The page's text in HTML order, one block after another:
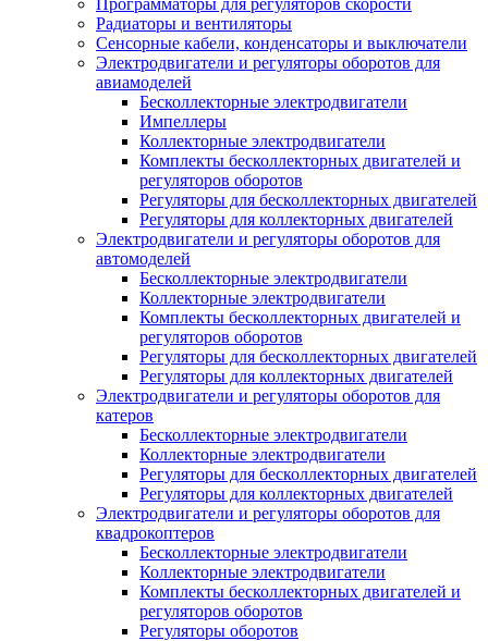
Программаторы для регуляторов скорости
Радиаторы и вентиляторы
Сенсорные кабели, конденсаторы и выключатели
Электродвигатели и регуляторы оборотов для
авиамоделей
Бесколлекторные электродвигатели
Импеллеры
Коллекторные электродвигатели
Комплекты бесколлекторных двигателей и
регуляторов оборотов
Регуляторы для бесколлекторных двигателей
Регуляторы для коллекторных двигателей
Электродвигатели и регуляторы оборотов для
автомоделей
Бесколлекторные электродвигатели
Коллекторные электродвигатели
Комплекты бесколлекторных двигателей и
регуляторов оборотов
Регуляторы для бесколлекторных двигателей
Регуляторы для коллекторных двигателей
Электродвигатели и регуляторы оборотов для
катеров
Бесколлекторные электродвигатели
Коллекторные электродвигатели
Регуляторы для бесколлекторных двигателей
Регуляторы для коллекторных двигателей
Электродвигатели и регуляторы оборотов для
квадрокоптеров
Бесколлекторные электродвигатели
Коллекторные электродвигатели
Комплекты бесколлекторных двигателей и
регуляторов оборотов
Регуляторы оборотов